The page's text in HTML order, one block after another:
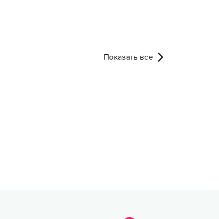
Показать все